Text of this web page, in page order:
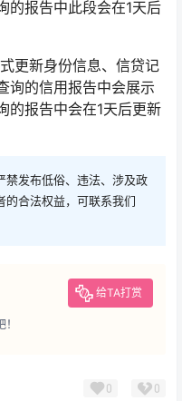
的报告中此段会在1天后
更新身份信息、信贷记
询的信用报告中会展示
的报告中会在1天后更新
禁发布低俗、违法、涉及政
的合法权益，可联系我们
给TA打赏
0 0